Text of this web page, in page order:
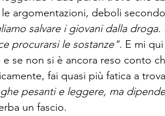
le argomentazioni, deboli
salvare i giovani dalla
procurarsi le sostanze". E mi
e se non si è ancora reso conto
fai quasi più fatica a
pesanti e leggere, ma
un fascio.